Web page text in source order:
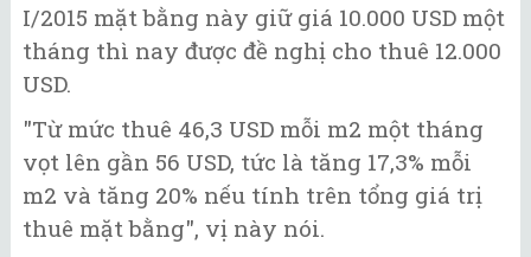
I/2015 mặt bằng này giữ giá 10.000 USD một
tháng thì nay được đề nghị cho thuê 12.000
USD.
"Từ mức thuê 46,3 USD mỗi m2 một tháng
vọt lên gần 56 USD, tức là tăng 17,3% mỗi
m2 và tăng 20% nếu tính trên tổng giá trị
thuê mặt bằng", vị này nói.